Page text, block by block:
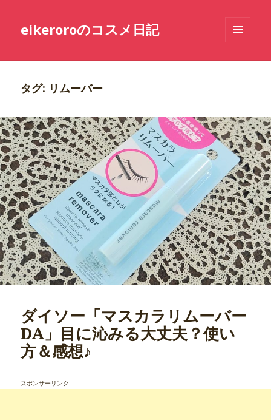
eikeroroのコスメ日記
ーとウ
タグ: リムーバー
ダイソー「マスカラリムーバー
DA」目に沁みる大丈夫？使い
方＆感想♪
スポンサーリンク